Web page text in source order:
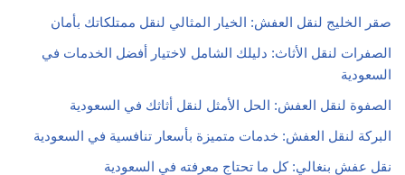
صقر الخليج لنقل العفش: الخيار المثالي لنقل ممتلكاتك بأمان
الصفرات لنقل الأثاث: دليلك الشامل لاختيار أفضل الخدمات في
السعودية
الصفوة لنقل العفش: الحل الأمثل لنقل أثاثك في السعودية
البركة لنقل العفش: خدمات متميزة بأسعار تنافسية في السعودية
نقل عفش بنغالي: كل ما تحتاج معرفته في السعودية